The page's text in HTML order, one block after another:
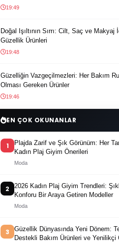
19:49
Doğal Işıltının Sırrı: Cilt, Saç ve Makyaj
Güzellik Ürünleri
19:48
Güzelliğin Vazgeçilmezleri: Her Bakım
Olması Gereken Ürünler
19:46
EN ÇOK OKUNANLAR
1
Plajda Zarif ve Şık Görünüm: Her
Kadın Plaj Giyim Önerileri
Moda
2
2026 Kadın Plaj Giyim Trendleri:
Konforu Bir Araya Getiren Modeller
Moda
3
Güzellik Dünyasında Yeni Dönem:
Destekli Bakım Ürünleri ve Yenilikçi